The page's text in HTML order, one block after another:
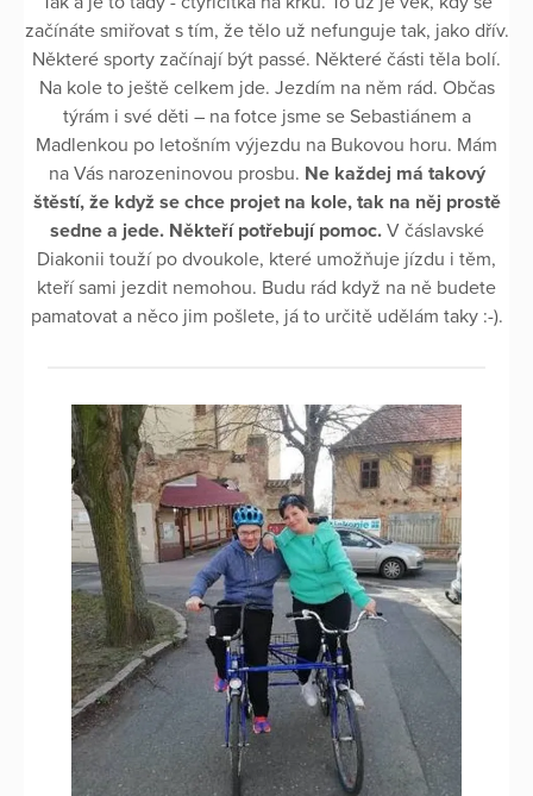
začínáte smiřovat s tím, že tělo už nefunguje tak, jako dřív.
Některé sporty začínají být passé. Některé části těla bolí.
Na kole to ještě celkem jde. Jezdím na něm rád. Občas
týrám i své děti – na fotce jsme se Sebastiánem a
Madlenkou po letošním výjezdu na Bukovou horu. Mám
na Vás narozeninovou prosbu. Ne každej má takový
štěstí, že když se chce projet na kole, tak na něj prostě
sedne a jede. Někteří potřebují pomoc. V čáslavské
Diakonii touží po dvoukole, které umožňuje jízdu i těm,
kteří sami jezdit nemohou. Budu rád když na ně budete
pamatovat a něco jim pošlete, já to určitě udělám taky :-).